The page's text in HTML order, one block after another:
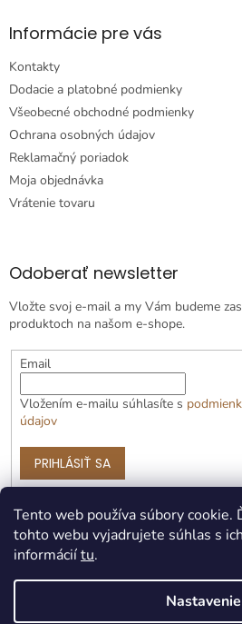
Tento web používa súbory cookie.
tohto webu vyjadrujete súhlas s
informáciítu.
Nastavenie
Informácie pre vás
Kontakty
Dodacie a platobné podmienky
Všeobecné obchodné podmienky
Ochrana osobných údajov
Reklamačný poriadok
Moja objednávka
Vrátenie tovaru
Odoberať newsletter
Vložte svoj e-mail a my Vám budeme
produktoch na našom e-shope.
Email
Vložením e-mailu súhlasíte s
údajov
PRIHLÁSIŤ SA
Vytvoril Shoptet